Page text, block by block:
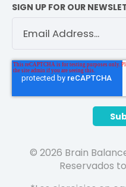
SIGN UP FOR OUR
© 2026 Brain
Reservados